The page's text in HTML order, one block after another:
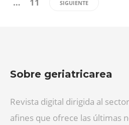
SIGUIENTE
Sobre geriatricarea
Revista digital dirigida al
afines que ofrece las últimas